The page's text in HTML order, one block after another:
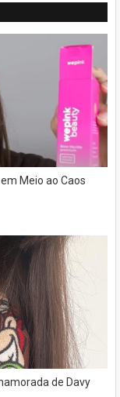
Meio ao Caos
de Davy